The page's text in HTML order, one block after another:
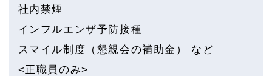
社内禁煙
インフルエンザ予防接種
スマイル制度（懇親会の補助金） など
<正職員のみ>